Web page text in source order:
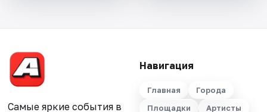
Самые яркие события в
Навигация
Главная
Города
Площадки
Артисты